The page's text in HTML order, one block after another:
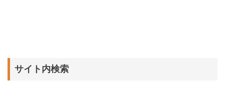
サイト内検索